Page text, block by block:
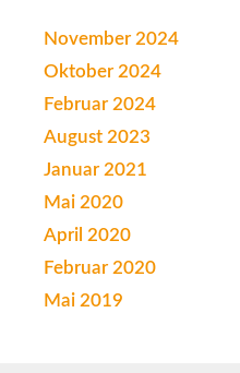
November 2024
Oktober 2024
Februar 2024
August 2023
Januar 2021
Mai 2020
April 2020
Februar 2020
Mai 2019